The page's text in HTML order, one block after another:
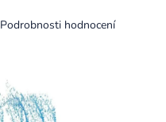
Podrobnosti hodnocení